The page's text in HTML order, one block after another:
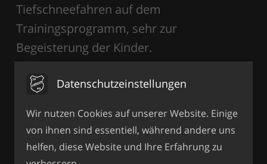
Tiefschneefahren auf dem
Trainingsprogramm, sehr zur
Begeisterung der Kinder.
Beim obligatorischen Skikursabschluss im
Gasthaus Oberheining berichtete jeder
Skilehrer von den Fortschritten seiner
Skigruppe. Einen visuellen Eindruck von
den vergangenen drei Skitagen erhielten
Datenschutzeinstellungen
Wir nutzen Cookies auf unserer Website. Einige
von ihnen sind essentiell, während andere uns
helfen, diese Website und Ihre Erfahrung zu